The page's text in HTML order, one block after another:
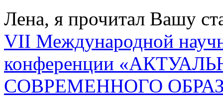
Лена, я прочитал Вашу
VII Международной
конференции
СОВРЕМЕННОГО